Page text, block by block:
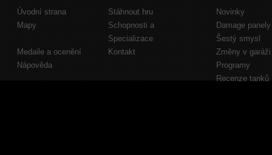
Úvodní strana
Stáhnout hru
Mapy
Schopnosti a
Specializace
Medaile a ocenění
Kontakt
Nápověda
Novinky
Damage panely
Šestý smysl
Změny v garáži
Programy
Recenze tanků